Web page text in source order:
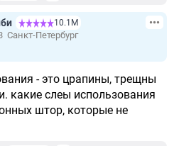
10.1М
Санкт-Петербург
- это црапины, трещны
какие слеы использования
штор, которые не